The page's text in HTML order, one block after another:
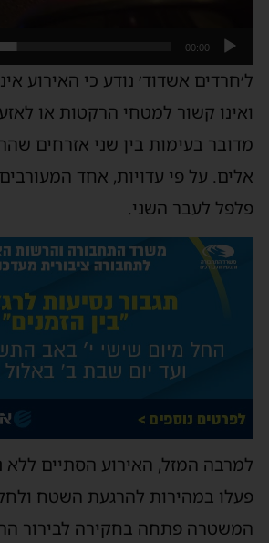
00:00
ל׳חרדים אשדוד׳ נודע כי האירוע
ואינו קשור למטחי הרקטות או
מדובר בעימות בין שני אזרחים
אלים. על פי עדויות, אחד
פלפל לעבר השני.
למרבה המזל, האירוע הסתיים ללא
פעלו במהירות להרגעת השטח
המשטרה פתחה בחקירה לבירור